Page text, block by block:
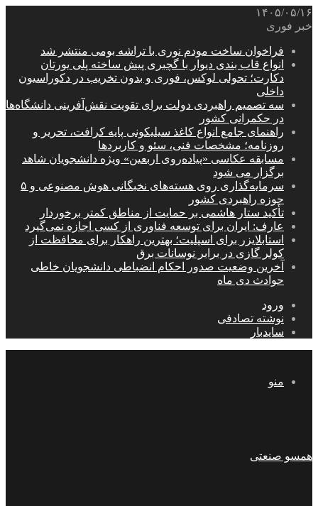
۱۴۰۵/۰۵/۱۶
خبر فوری
فراخوان ساخت مودم نوری با تراشه بومی منتشر شد
انواع قاب بندی دیوار با گچبری پیش ساخته پلی یورتان
دکارت؛ تحولی لوکس، فوری و بدون تخریب در دکوراسیون
داخلی
سه تصمیم راهبردی دولت برای تقویت نقش‌آفرینی دانشگاه‌ها
در حکمرانی کشور
راهنمای جامع انواع کاغذ سیلیکونی پایه کرافت، تحریر و
روزنامه؛ مشخصات فنی، سئو و کاربردها
مسابقه عکاسی «پیاده‌روی اربعین» ویژه دانشجویان شاهد
برگزار می شود
سرمایه‌گذاری روی هسته‌های نخبگانی هوش مصنوعی و ۵
حوزه راهبردی کشور
تأکید ستار هاشمی بر حمایت از مناطق کمتر برخوردار
عارف: ایران برای توسعه فناوری از کسی اجازه نمی‌گیرد
استابلایزر برای اسپلیت؛ بهترین راهکار برای محافظت از
کولر گازی در برابر نوسانات برق
آخرین وضعیت صدور احکام انضباطی دانشجویان خاطی
حوادث دی ماه
ورود
نوشته تصادفی
سایدبار
منو
همسو صنعتی